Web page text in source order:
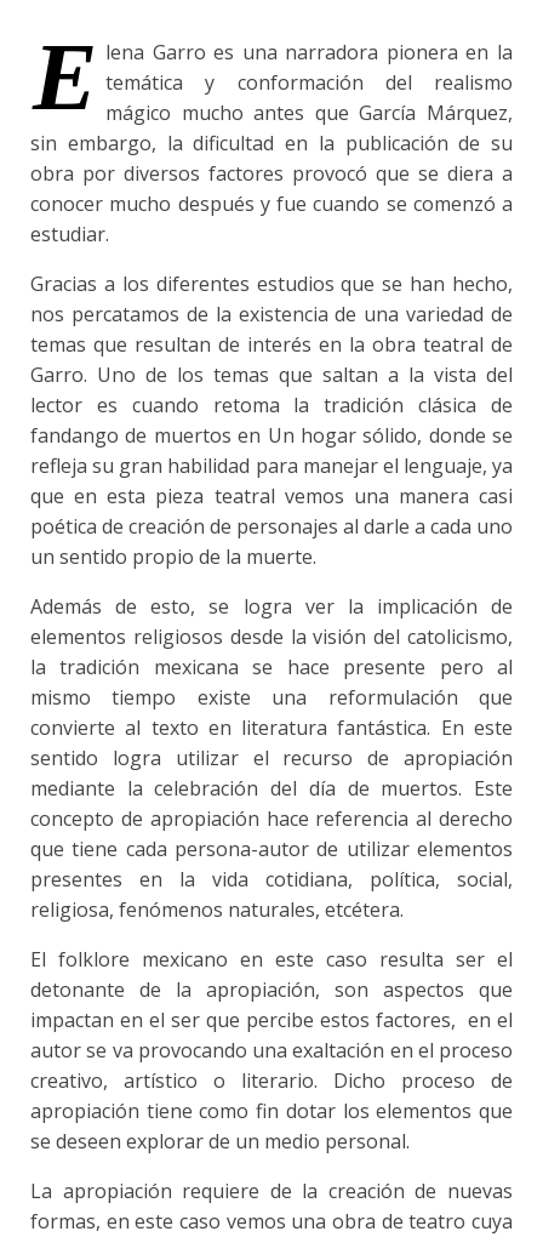
E lena Garro es una narradora pionera en la
temática y conformación del realismo
mágico mucho antes que García Márquez,
sin embargo, la dificultad en la publicación de su
obra por diversos factores provocó que se diera a
conocer mucho después y fue cuando se comenzó a
estudiar.
Gracias a los diferentes estudios que se han hecho,
nos percatamos de la existencia de una variedad de
temas que resultan de interés en la obra teatral de
Garro. Uno de los temas que saltan a la vista del
lector es cuando retoma la tradición clásica de
fandango de muertos en Un hogar sólido, donde se
refleja su gran habilidad para manejar el lenguaje, ya
que en esta pieza teatral vemos una manera casi
poética de creación de personajes al darle a cada uno
un sentido propio de la muerte.
Además de esto, se logra ver la implicación de
elementos religiosos desde la visión del catolicismo,
la tradición mexicana se hace presente pero al
mismo tiempo existe una reformulación que
convierte al texto en literatura fantástica. En este
sentido logra utilizar el recurso de apropiación
mediante la celebración del día de muertos. Este
concepto de apropiación hace referencia al derecho
que tiene cada persona-autor de utilizar elementos
presentes en la vida cotidiana, política, social,
religiosa, fenómenos naturales, etcétera.
El folklore mexicano en este caso resulta ser el
detonante de la apropiación, son aspectos que
impactan en el ser que percibe estos factores, en el
autor se va provocando una exaltación en el proceso
creativo, artístico o literario. Dicho proceso de
apropiación tiene como fin dotar los elementos que
se deseen explorar de un medio personal.
La apropiación requiere de la creación de nuevas
formas, en este caso vemos una obra de teatro cuya